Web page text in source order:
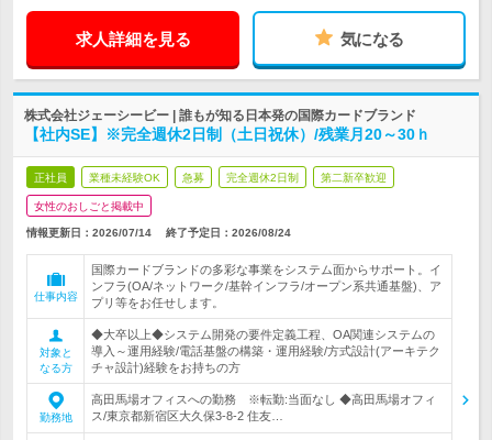
求人詳細を見る 気になる
株式会社ジェーシービー | 誰もが知る日本発の国際カードブランド
【社内SE】※完全週休2日制（土日祝休）/残業月20～30ｈ
正社員 業種未経験OK 急募 完全週休2日制 第二新卒歓迎
女性のおしごと掲載中
情報更新日：2026/07/14 終了予定日： 2026/08/24
仕事内容
国際カードブランドの多彩な事業をシステム面からサポート。イ
ンフラ(OA/ネットワーク/基幹インフラ/オープン系共通基盤)、ア
プリ等をお任せします。
対象と
なる方
◆大卒以上◆システム開発の要件定義工程、OA関連システムの
導入～運用経験/電話基盤の構築・運用経験/方式設計(アーキテク
チャ設計)経験をお持ちの方
勤務地
高田馬場オフィスへの勤務 ※転勤:当面なし ◆高田馬場オフィ
ス/東京都新宿区大久保3-8-2 住友…